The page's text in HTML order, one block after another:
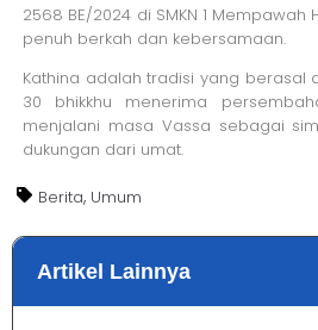
2568 BE/2024 di SMKN 1
penuh berkah dan kebersamaan.
Kathina adalah tradisi yang berasal
30 bhikkhu menerima
menjalani masa Vassa sebagai
dukungan dari umat.
Berita, Umum
Artikel Lainnya